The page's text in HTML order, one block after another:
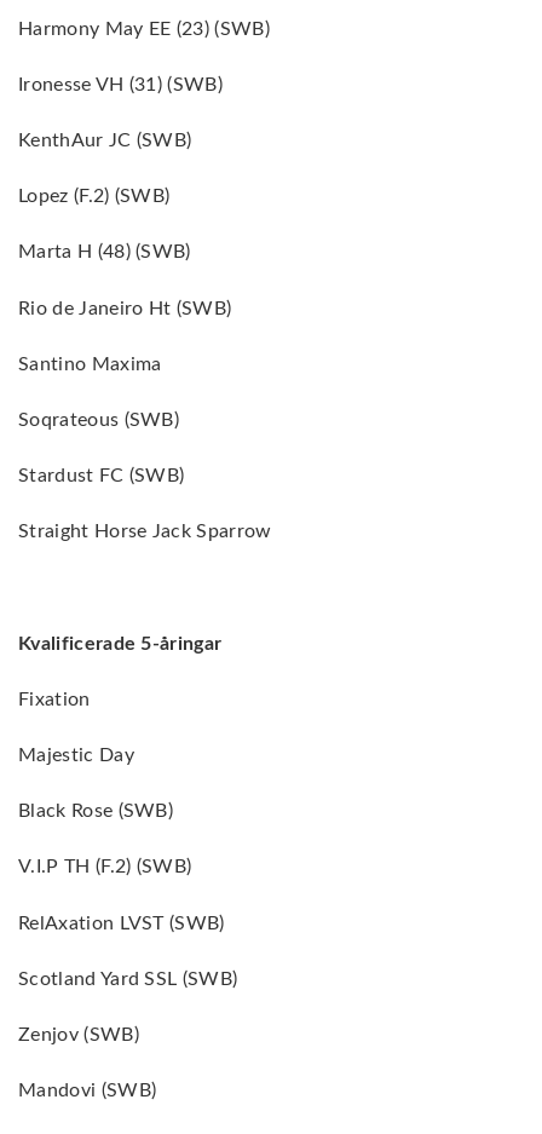
Harmony May EE (23) (SWB)
Ironesse VH (31) (SWB)
KenthAur JC (SWB)
Lopez (F.2) (SWB)
Marta H (48) (SWB)
Rio de Janeiro Ht (SWB)
Santino Maxima
Soqrateous (SWB)
Stardust FC (SWB)
Straight Horse Jack Sparrow
Kvalificerade 5-åringar
Fixation
Majestic Day
Black Rose (SWB)
V.I.P TH (F.2) (SWB)
RelAxation LVST (SWB)
Scotland Yard SSL (SWB)
Zenjov (SWB)
Mandovi (SWB)